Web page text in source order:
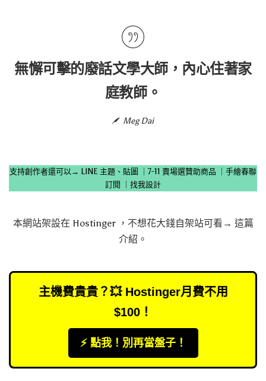
無懈可擊的廢話文學大師，內心住著家
庭教師。
Meg Dai
支持創作者還可以→ LINE 主題、貼圖 7-11 賣場選贊助商品
手繪春聯
訂閱
找我設計
本網站架設在 Hostinger，不想花大錢自架站可看→ 這篇
介紹 。
主機費貴貴？💥 Hostinger月費不用
$100！
⚡️ 點我！別再當盤子！